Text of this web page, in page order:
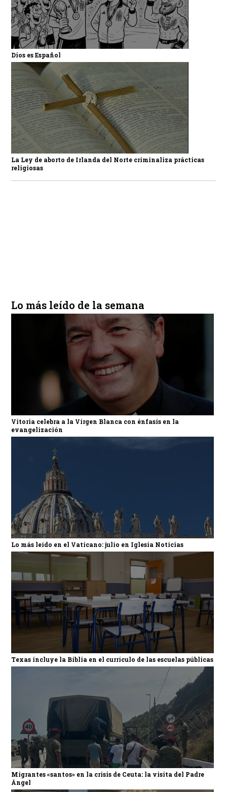
Dios es Español
La Ley de aborto de Irlanda del Norte criminaliza prácticas
religiosas
Lo más leído de la semana
Vitoria celebra a la Virgen Blanca con énfasis en la
evangelización
Lo más leído en el Vaticano: julio en Iglesia Noticias
Texas incluye la Biblia en el currículo de las escuelas públicas
Migrantes «santos» en la crisis de Ceuta: la visita del Padre
Ángel